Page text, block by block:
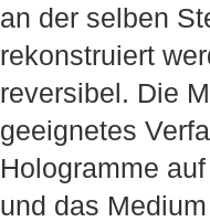
an der selben
rekonstruiert
reversibel. Die
geeignetes
Hologramme
und das